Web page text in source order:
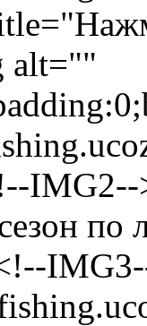
alt=""
IMG2--
по